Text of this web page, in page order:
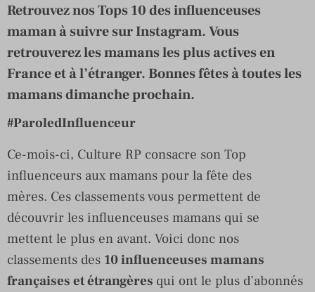
Retrouvez nos Tops 10 des influenceuses
maman à suivre sur Instagram. Vous
retrouverez les mamans les plus actives en
France et à l’étranger. Bonnes fêtes à toutes les
mamans dimanche prochain.
#ParoledInfluenceur
Ce-mois-ci, Culture RP consacre son Top
influenceurs aux mamans pour la fête des
mères. Ces classements vous permettent de
découvrir les influenceuses mamans qui se
mettent le plus en avant. Voici donc nos
classements des 10 influenceuses mamans
françaises et étrangères qui ont le plus d’abonnés